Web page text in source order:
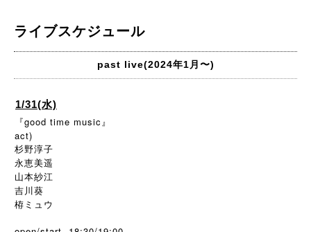
ライブスケジュール
past live(2024年1月〜)
1/31(水)
『good time music』
act)
杉野淳子
永恵美遥
山本紗江
吉川葵
栫ミュウ